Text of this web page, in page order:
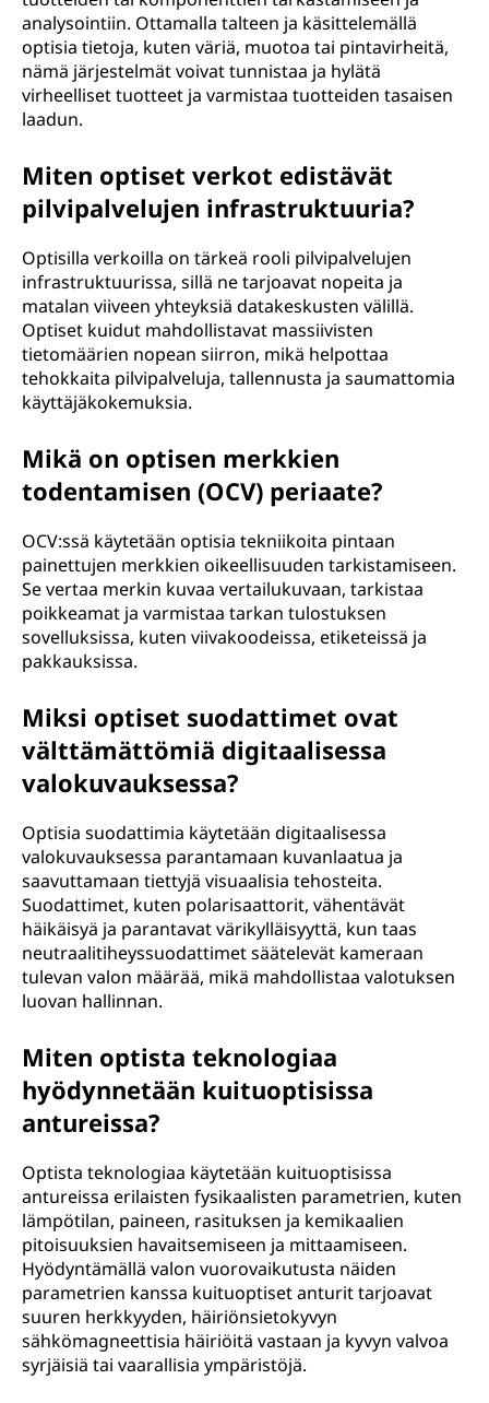
analysointiin. Ottamalla talteen ja käsittelemällä
optisia tietoja, kuten väriä, muotoa tai pintavirheitä,
nämä järjestelmät voivat tunnistaa ja hylätä
virheelliset tuotteet ja varmistaa tuotteiden tasaisen
laadun.
Miten optiset verkot edistävät
pilvipalvelujen infrastruktuuria?
Optisilla verkoilla on tärkeä rooli pilvipalvelujen
infrastruktuurissa, sillä ne tarjoavat nopeita ja
matalan viiveen yhteyksiä datakeskusten välillä.
Optiset kuidut mahdollistavat massiivisten
tietomäärien nopean siirron, mikä helpottaa
tehokkaita pilvipalveluja, tallennusta ja saumattomia
käyttäjäkokemuksia.
Mikä on optisen merkkien
todentamisen (OCV) periaate?
OCV:ssä käytetään optisia tekniikoita pintaan
painettujen merkkien oikeellisuuden tarkistamiseen.
Se vertaa merkin kuvaa vertailukuvaan, tarkistaa
poikkeamat ja varmistaa tarkan tulostuksen
sovelluksissa, kuten viivakoodeissa, etiketeissä ja
pakkauksissa.
Miksi optiset suodattimet ovat
välttämättömiä digitaalisessa
valokuvauksessa?
Optisia suodattimia käytetään digitaalisessa
valokuvauksessa parantamaan kuvanlaatua ja
saavuttamaan tiettyjä visuaalisia tehosteita.
Suodattimet, kuten polarisaattorit, vähentävät
häikäisyä ja parantavat värikylläisyyttä, kun taas
neutraalitiheyssuodattimet säätelevät kameraan
tulevan valon määrää, mikä mahdollistaa valotuksen
luovan hallinnan.
Miten optista teknologiaa
hyödynnetään kuituoptisissa
antureissa?
Optista teknologiaa käytetään kuituoptisissa
antureissa erilaisten fysikaalisten parametrien, kuten
lämpötilan, paineen, rasituksen ja kemikaalien
pitoisuuksien havaitsemiseen ja mittaamiseen.
Hyödyntämällä valon vuorovaikutusta näiden
parametrien kanssa kuituoptiset anturit tarjoavat
suuren herkkyyden, häiriönsietokyvyn
sähkömagneettisia häiriöitä vastaan ja kyvyn valvoa
syrjäisiä tai vaarallisia ympäristöjä.